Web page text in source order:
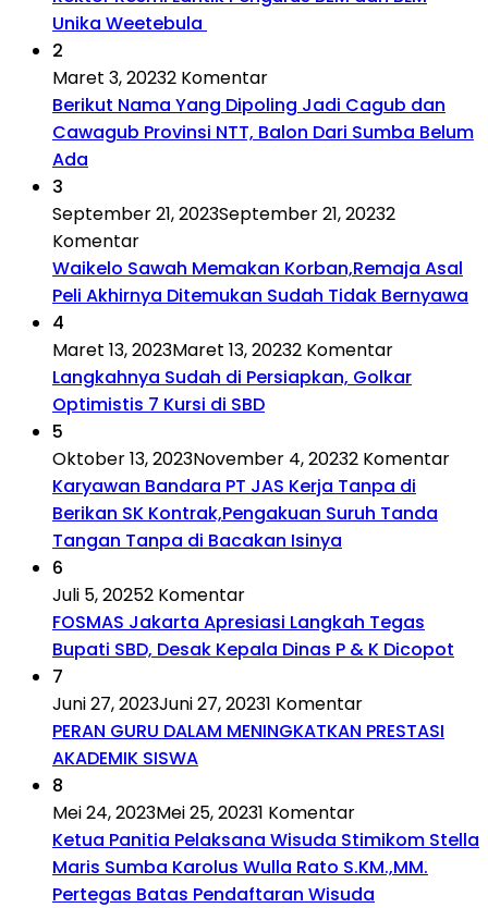
Unika Weetebula
2
Maret 3, 20232 Komentar
Berikut Nama Yang Dipoling Jadi Cagub dan
Cawagub Provinsi NTT, Balon Dari Sumba Belum
Ada
3
September 21, 2023September 21, 20232
Komentar
Waikelo Sawah Memakan Korban,Remaja Asal
Peli Akhirnya Ditemukan Sudah Tidak Bernyawa
4
Maret 13, 2023Maret 13, 20232 Komentar
Langkahnya Sudah di Persiapkan, Golkar
Optimistis 7 Kursi di SBD
5
Oktober 13, 2023November 4, 20232 Komentar
Karyawan Bandara PT JAS Kerja Tanpa di
Berikan SK Kontrak,Pengakuan Suruh Tanda
Tangan Tanpa di Bacakan Isinya
6
Juli 5, 20252 Komentar
FOSMAS Jakarta Apresiasi Langkah Tegas
Bupati SBD, Desak Kepala Dinas P & K Dicopot
7
Juni 27, 2023Juni 27, 20231 Komentar
PERAN GURU DALAM MENINGKATKAN PRESTASI
AKADEMIK SISWA
8
Mei 24, 2023Mei 25, 20231 Komentar
Ketua Panitia Pelaksana Wisuda Stimikom Stella
Maris Sumba Karolus Wulla Rato S.KM.,MM.
Pertegas Batas Pendaftaran Wisuda